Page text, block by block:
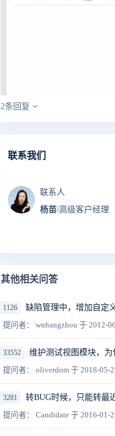
2条回复
联系我们
联系人
杨苗/高级客户经理
其他相关问答
1126 缺陷管理中，增加自定
提问者： wnhangzhou 于 2012-
33552 维护测试视图模块，
提问者： oliverdom 于 2018-05-
3281 转BUG时候，只能转最
提问者： Candidate 于 2016-01-